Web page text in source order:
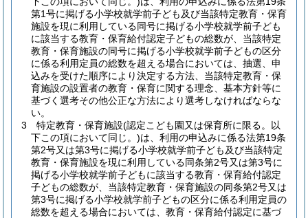
第1号に掲げる小学校就学前子ども及び当該特定教育・保育
施設を現に利用している同号に掲げる小学校就学前子ども
に該当する教育・保育給付認定子どもの総数が、当該特定
教育・保育施設の同号に掲げる小学校就学前子どもの区分
に係る利用定員の総数を超える場合においては、抽選、申
込みを受けた順序により決定する方法、当該特定教育・保
育施設の設置者の教育・保育に関する理念、基本方針等に
基づく選考その他公正な方法により選考しなければならな
い。
3
特定教育・保育施設(認定こども園又は保育所に限る。以
下この項において同じ。)は、利用の申込みに係る法第19条
第2号又は第3号に掲げる小学校就学前子ども及び当該特定
教育・保育施設を現に利用している同条第2号又は第3号に
掲げる小学校就学前子どもに該当する教育・保育給付認定
子どもの総数が、当該特定教育・保育施設の同条第2号又は
第3号に掲げる小学校就学前子どもの区分に係る利用定員の
総数を超える場合においては、教育・保育給付認定に基づ